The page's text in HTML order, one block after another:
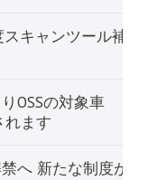
へ 新たな制度が
OSSの対象車
れます
キャンツール補